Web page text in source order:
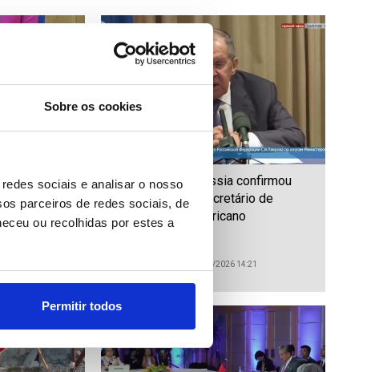
Sobre os cookies
sociais e analisar o nosso
parceiros de redes sociais, de
ou recolhidas por estes a
Permitir todos
Verde
Diplomacia da Rússia confirmou
encontros com secretário de
Estado norte-americano
Date: 22/07/2026 14:21